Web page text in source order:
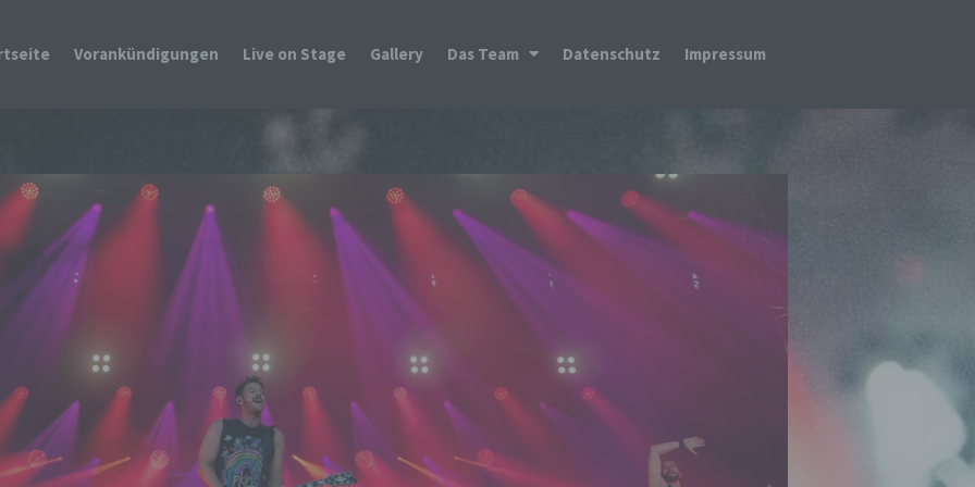
Vorankündigungen Live on Stage Gallery Das Team Datenschutz Impressum